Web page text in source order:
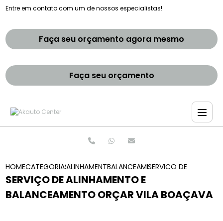
Entre em contato com um de nossos especialistas!
Faça seu orçamento agora mesmo
Faça seu orçamento
HOMECATEGORIASALINHAMENTO E BALANCEAMENTOS
BALANCEAMENTO E ALINHAMENTO
SERVICO DE
SERVIÇO DE ALINHAMENTO E
BALANCEAMENTO ORÇAR VILA BOAÇAVA